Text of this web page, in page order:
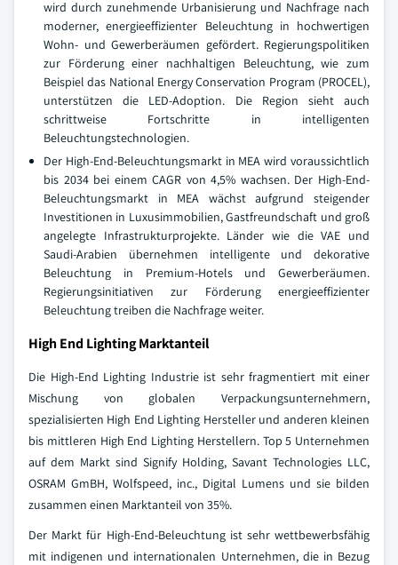
wird durch zunehmende Urbanisierung und Nachfrage nach
moderner, energieeffizienter Beleuchtung in hochwertigen
Wohn- und Gewerberäumen gefördert. Regierungspolitiken
zur Förderung einer nachhaltigen Beleuchtung, wie zum
Beispiel das National Energy Conservation Program (PROCEL),
unterstützen die LED-Adoption. Die Region sieht auch
schrittweise Fortschritte in intelligenten
Beleuchtungstechnologien.
Der High-End-Beleuchtungsmarkt in MEA wird voraussichtlich
bis 2034 bei einem CAGR von 4,5% wachsen. Der High-End-
Beleuchtungsmarkt in MEA wächst aufgrund steigender
Investitionen in Luxusimmobilien, Gastfreundschaft und groß
angelegte Infrastrukturprojekte. Länder wie die VAE und
Saudi-Arabien übernehmen intelligente und dekorative
Beleuchtung in Premium-Hotels und Gewerberäumen.
Regierungsinitiativen zur Förderung energieeffizienter
Beleuchtung treiben die Nachfrage weiter.
High End Lighting Marktanteil
Die High-End Lighting Industrie ist sehr fragmentiert mit einer
Mischung von globalen Verpackungsunternehmern,
spezialisierten High End Lighting Hersteller und anderen kleinen
bis mittleren High End Lighting Herstellern. Top 5 Unternehmen
auf dem Markt sind Signify Holding, Savant Technologies LLC,
OSRAM GmBH, Wolfspeed, inc., Digital Lumens und sie bilden
zusammen einen Marktanteil von 35%.
Der Markt für High-End-Beleuchtung ist sehr wettbewerbsfähig
mit indigenen und internationalen Unternehmen, die in Bezug